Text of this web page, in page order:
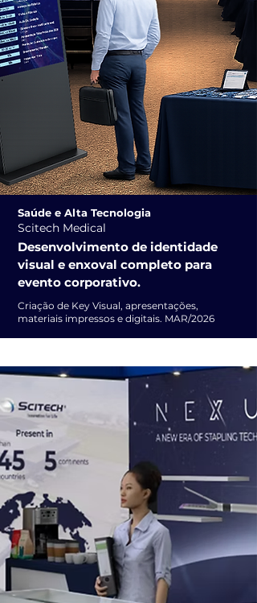
Saúde e Alta Tecnologia
Scitech Medical
Desenvolvimento de identidade
visual e enxoval completo para
evento corporativo.
Criação de Key Visual, apresentações,
materiais impressos e digitais. MAR/2026